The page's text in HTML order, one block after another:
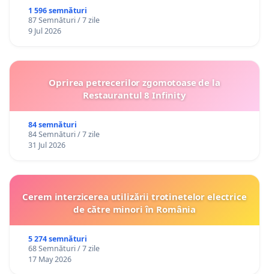
1 596 semnături
87 Semnături / 7 zile
9 Jul 2026
Oprirea petrecerilor zgomotoase de la
Restaurantul 8 Infinity
84 semnături
84 Semnături / 7 zile
31 Jul 2026
Cerem interzicerea utilizării trotinetelor electrice
de către minori în România
5 274 semnături
68 Semnături / 7 zile
17 May 2026